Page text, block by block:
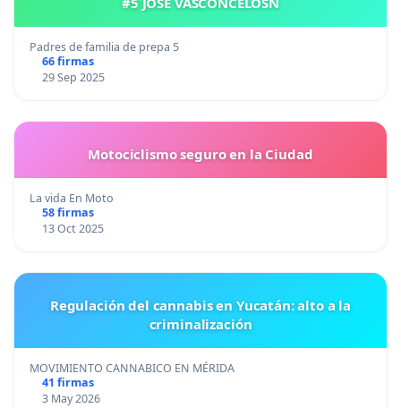
Padres de familia de prepa 5
66 firmas
29 Sep 2025
Motociclismo seguro en la Ciudad
La vida En Moto
58 firmas
13 Oct 2025
Regulación del cannabis en Yucatán: alto a la
criminalización
MOVIMIENTO CANNABICO EN MÉRIDA
41 firmas
3 May 2026